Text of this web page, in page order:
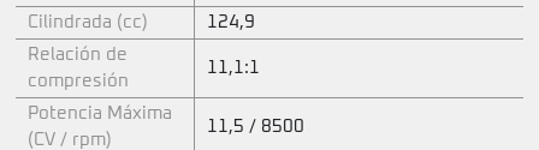
Cilindrada (cc)
124,9
Relación de
compresión
11,1:1
Potencia Máxima
(CV / rpm)
11,5 / 8500